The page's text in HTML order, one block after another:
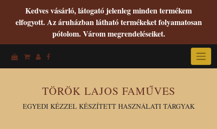
Kedves vásárló, látogató jelenleg minden termékem
elfogyott. Az áruházban látható termékeket folyamatosan
pótolom. Várom megrendeléseiket.
TÖRÖK LAJOS FAMŰVES
EGYEDI KÉZZEL KÉSZÍTETT HASZNÁLATI TÁRGYAK